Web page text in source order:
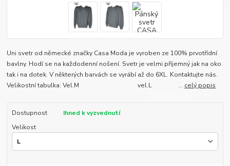
Uni svetr od německé značky Casa Moda je vyroben ze 100% prvotřídní
bavlny. Hodí se na každodenní nošení. Svetr je velmi příjemný jak na oko
tak i na dotek. V některých barvách se vyrábí až do 6XL. Kontaktujte nás.
Velikostní tabulka: Vel.M vel.L ... celý popis
Dostupnost
Ihned k vyzvednutí
Velikost